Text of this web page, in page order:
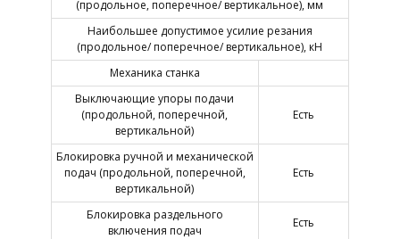
(продольное, поперечное/ вертикальное), мм
Наибольшее допустимое усилие резания
(продольное/ поперечное/ вертикальное), кН
Механика станка
Выключающие упоры подачи
(продольной, поперечной,
вертикальной)
Есть
Блокировка ручной и механической
подач (продольной, поперечной,
вертикальной)
Есть
Блокировка раздельного
включения подач
Есть